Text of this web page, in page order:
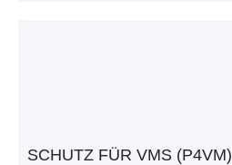
SCHUTZ FÜR VMS (P4VM)